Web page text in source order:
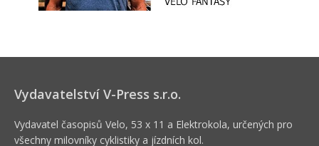
Vydavatelství V-Press s.r.o.
Vydavatel časopisů Velo, 53 x 11 a Elektrokola, určených pro
všechny milovníky cyklistiky a jízdních kol.